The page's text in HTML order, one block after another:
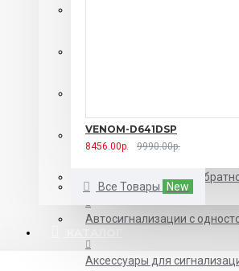
VENOM-D641DSP
8456.00р. 9990.00р.
Все Товары New
Автосигнализации с
Автосигнализации с
Автосигнализации с
Аксессуары для